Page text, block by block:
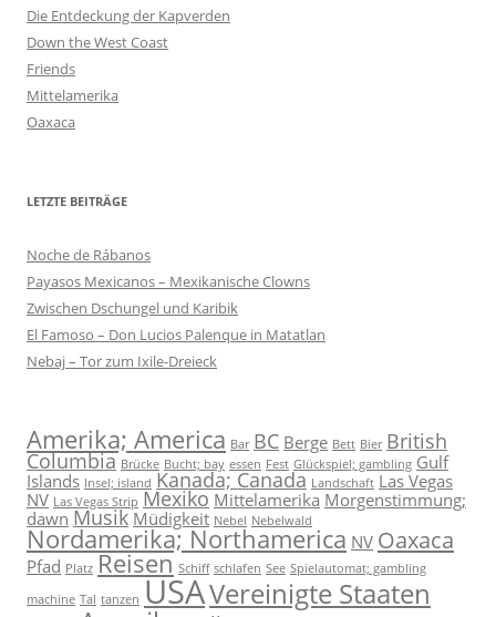
Die Entdeckung der Kapverden
Down the West Coast
Friends
Mittelamerika
Oaxaca
LETZTE BEITRÄGE
Noche de Rábanos
Payasos Mexicanos – Mexikanische Clowns
Zwischen Dschungel und Karibik
El Famoso – Don Lucios Palenque in Matatlan
Nebaj – Tor zum Ixile-Dreieck
Amerika; America Bar BC Berge Bett Bier British
Columbia Brücke Bucht; bay essen Fest Glückspiel; gambling Gulf
Islands Insel; island Kanada; Canada Landschaft Las Vegas
NV Las Vegas Strip Mexiko Mittelamerika Morgenstimmung;
dawn Musik Müdigkeit Nebel Nebelwald
Nordamerika; Northamerica NV Oaxaca
Pfad Platz Reisen Schiff schlafen See Spielautomat; gambling
machine Tal tanzen USAVereinigte Staaten